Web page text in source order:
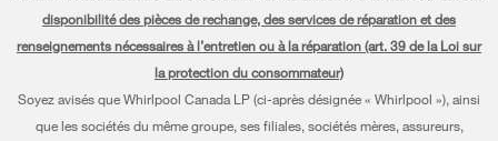
Planifier une réparation
Renseignements relatifs à la garantie
Programmes de service prolongé
Lave-vaisselle et nettoyage
Filtres à eau
Programme d’abonnement aux filtres à eau
Communiquez avec nous
À propos de nous
disponibilité des pièces de rechange, des services de réparation et des
renseignements nécessaires à l’entretien ou à la réparation (art. 39 de la Loi sur
la protection du consommateur)
Soyez avisés que Whirlpool Canada LP (ci-après désignée « Whirlpool »), ainsi
que les sociétés du même groupe, ses filiales, sociétés mères, assureurs,